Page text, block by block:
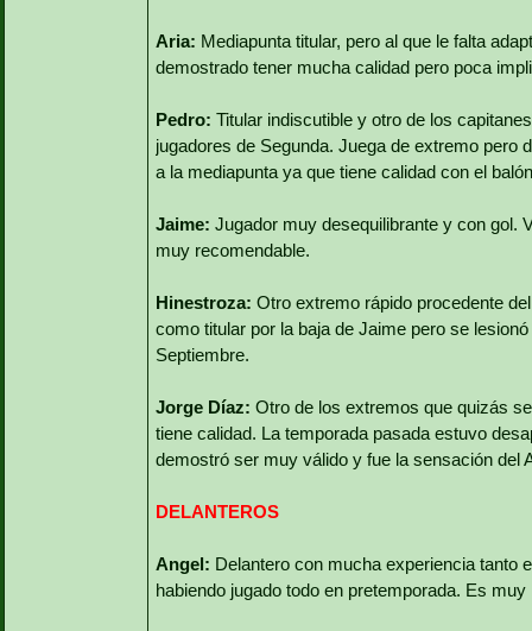
Aria: Mediapunta titular, pero al que le falta
demostrado tener mucha calidad pero poca
Pedro: Titular indiscutible y otro de los
jugadores de Segunda. Juega de extremo pero
a la mediapunta ya que tiene calidad con el
Jaime: Jugador muy desequilibrante y con gol.
muy recomendable.
Hinestroza: Otro extremo rápido procedente
como titular por la baja de Jaime pero se
Septiembre.
Jorge Díaz: Otro de los extremos que quizás
tiene calidad. La temporada pasada estuvo
demostró ser muy válido y fue la sensación del
DELANTEROS
Angel: Delantero con mucha experiencia tanto
habiendo jugado todo en pretemporada. Es